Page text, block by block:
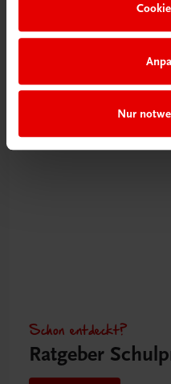
Nur
Videos mit
Tipps & Tricks
Mehr dazu
Schon entdeckt?
Ratgeber